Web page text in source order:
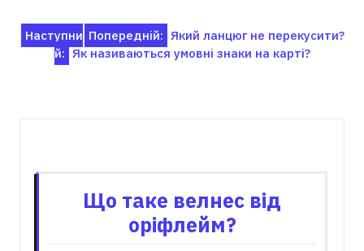
Навігація
записів
Попередній: Який ланцюг не перекусити?
Наступни
й: Як називаються умовні знаки на карті?
Що таке велнес від
оріфлейм?